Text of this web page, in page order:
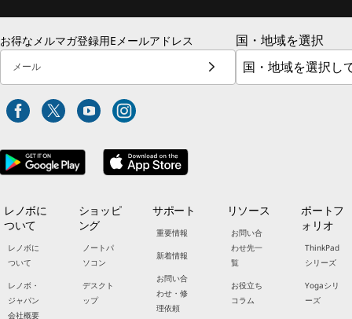
お得なメルマガ登録用Eメールアドレス
メール
国・地域を選択
レノボに
ついて
レノボに
ついて
レノボ・
ジャパン
会社概要
ショッピ
ング
ノートパ
ソコン
デスクト
ップ
サポート
重要情報
新着情報
お問い合
わせ・修
理依頼
リソース
お問い合
わせ先一
覧
お役立ち
コラム
ポートフ
ォリオ
ThinkPad
シリーズ
Yogaシリ
ーズ